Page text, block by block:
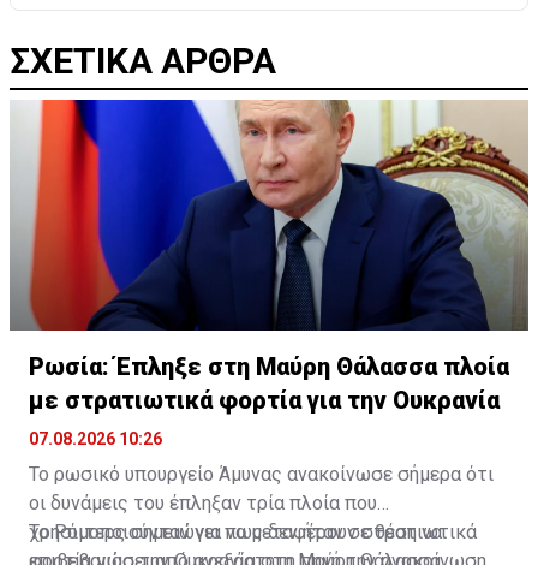
ΣΧΕΤΙΚΑ ΑΡΘΡΑ
Ρωσία: Έπληξε στη Μαύρη Θάλασσα πλοία
με στρατιωτικά φορτία για την Ουκρανία
07.08.2026 10:26
Το ρωσικό υπουργείο Άμυνας ανακοίνωσε σήμερα ότι
οι δυνάμεις του έπληξαν τρία πλοία που
χρησιμοποιούνταν για να μεταφέρουν στρατιωτικά
Το Ρόιτερς σημειώνει πως δεν ήταν σε θέση να